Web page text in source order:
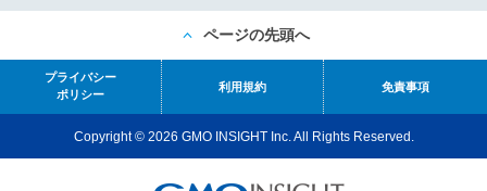
ページの先頭へ
プライバシー
ポリシー
利用規約 免責事項
Copyright © 2026 GMO INSIGHT Inc. All Rights Reserved.